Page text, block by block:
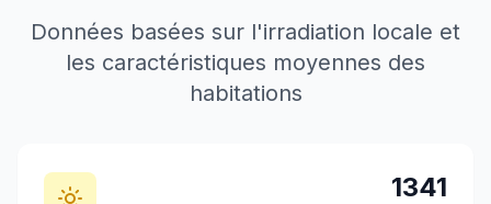
Données basées sur l'irradiation locale et
les caractéristiques moyennes des
habitations
1341